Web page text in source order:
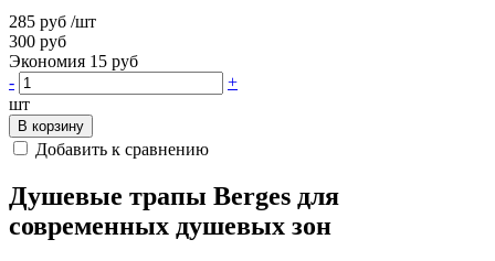
285 руб /шт
300 руб
Экономия 15 руб
-
+
шт
В корзину
Добавить к сравнению
Душевые трапы Berges для
современных душевых зон